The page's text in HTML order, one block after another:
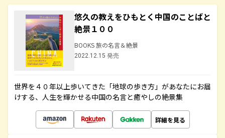
悠久の教えをひもとく中国のことばと
絶景１００
BOOKS 旅の名言＆絶景
2022.12.15 発売
世界を４０年以上歩いてきた「地球の歩き方」があなたにお届
けする、人生を輝かせる中国の名言と癒やしの絶景集
詳細を見る